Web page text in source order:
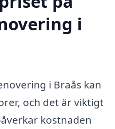
i
i Braås kan
och det är viktigt
kostnaden